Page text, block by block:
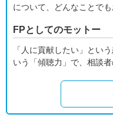
について、どんなことで
FPとしてのモットー
「人に貢献したい」とい
いう「傾聴力」で、相談者